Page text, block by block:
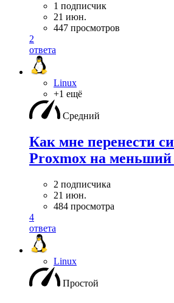
1 подписчик
21 июн.
447 просмотров
2
ответа
Linux
+1 ещё
Средний
Как мне перенести
Proxmox на меньший
2 подписчика
21 июн.
484 просмотра
4
ответа
Linux
Простой